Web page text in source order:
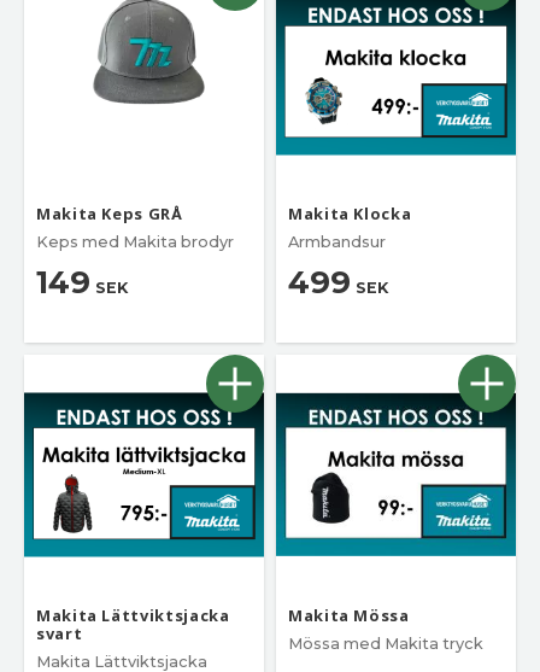
Makita Keps GRÅ
Keps med Makita brodyr
149 SEK
Makita Klocka
Armbandsur
499 SEK
Makita Lättviktsjacka
svart
Makita Lättviktsjacka
Makita Mössa
Mössa med Makita tryck